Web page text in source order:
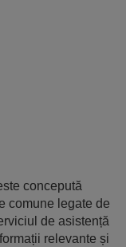
concepută
comune legate de
de asistență
relevante și